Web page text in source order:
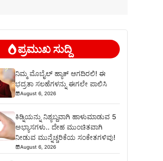
ಪ್ರಮುಖ ಸುದ್ದಿ
ನಿಮ್ಮ ಮೊಬೈಲ್ ಹ್ಯಾಕ್ ಆಗದಿರಲಿ! ಈ
ಭದ್ರತಾ ಸಲಹೆಗಳನ್ನು ಈಗಲೇ ಪಾಲಿಸಿ
August 6, 2026
ಕಿಡ್ನಿಯನ್ನು ನಿಶ್ಯಬ್ದವಾಗಿ ಹಾಳುಮಾಡುವ 5
ಅಭ್ಯಾಸಗಳು.. ದೇಹ ಮುಂಚಿತವಾಗಿ
ನೀಡುವ ಮುನ್ನೆಚ್ಚರಿಕೆಯ ಸಂಕೇತಗಳಿವು!
August 6, 2026